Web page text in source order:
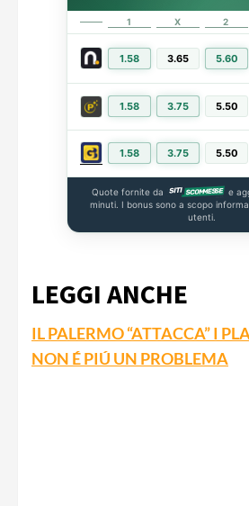
1 X 2
1.58 3.65 5.60
1.58 3.75 5.50
1.58 3.75 5.50
Quote fornite da
e
minuti. I bonus sono a scopo
utenti.
LEGGI ANCHE
IL PALERMO “ATTACCA” I
NON É PIÚ UN PROBLEMA